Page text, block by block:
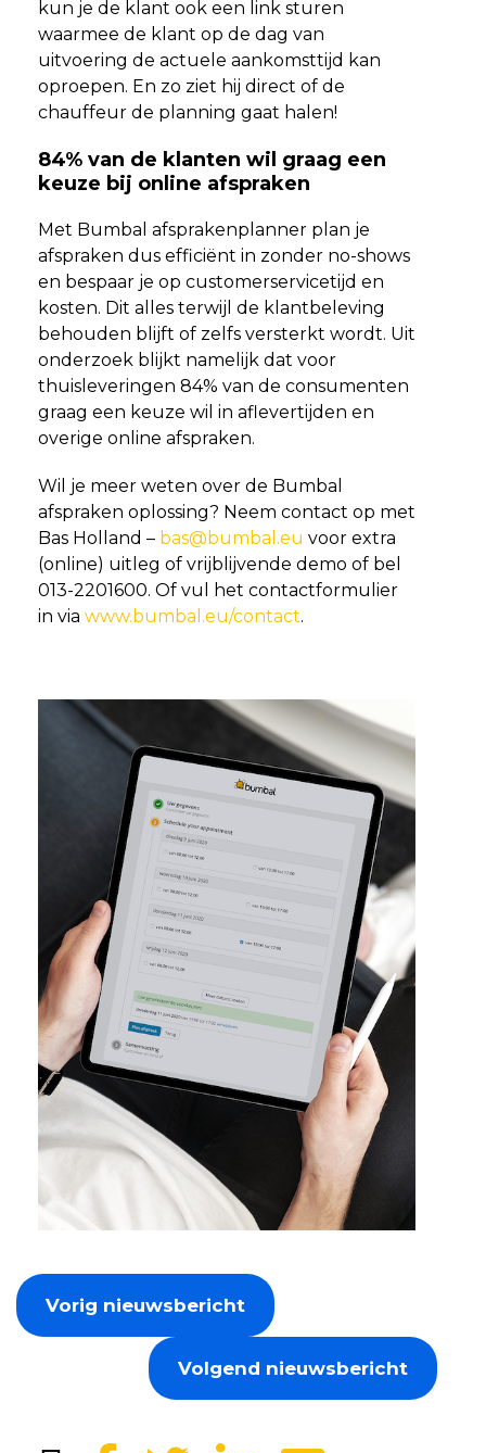
kun je de klant ook een link sturen
waarmee de klant op de dag van
uitvoering de actuele aankomsttijd kan
oproepen. En zo ziet hij direct of de
chauffeur de planning gaat halen!
84% van de klanten wil graag een
keuze bij online afspraken
Met Bumbal afsprakenplanner plan je
afspraken dus efficiënt in zonder no-shows
en bespaar je op customerservicetijd en
kosten. Dit alles terwijl de klantbeleving
behouden blijft of zelfs versterkt wordt. Uit
onderzoek blijkt namelijk dat voor
thuisleveringen 84% van de consumenten
graag een keuze wil in aflevertijden en
overige online afspraken.
Wil je meer weten over de Bumbal
afspraken oplossing? Neem contact op met
Bas Holland – bas@bumbal.eu voor extra
(online) uitleg of vrijblijvende demo of bel
013-2201600. Of vul het contactformulier
in via www.bumbal.eu/contact.
Vorig nieuwsbericht
Volgend nieuwsbericht